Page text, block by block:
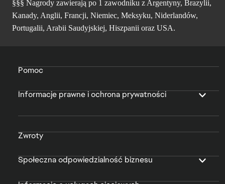
§§§ Nagrody zawierają po 1 zawodniku z Argentyny, Brazylii,
Kanady, Anglii, Francji, Niemiec, Meksyku, Niderlandów,
Portugalii, Arabii Saudyjskiej, Hiszpanii oraz USA.
Pomoc
Informacje prawne i ochrona prywatności
Zwroty
Społeczna odpowiedzialność biznesu